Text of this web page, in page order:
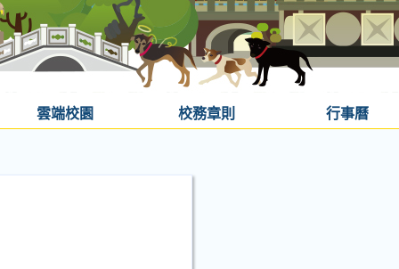
雲端校園 校務章則 行事曆